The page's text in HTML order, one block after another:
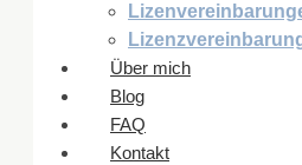
Über mich
Blog
FAQ
Kontakt